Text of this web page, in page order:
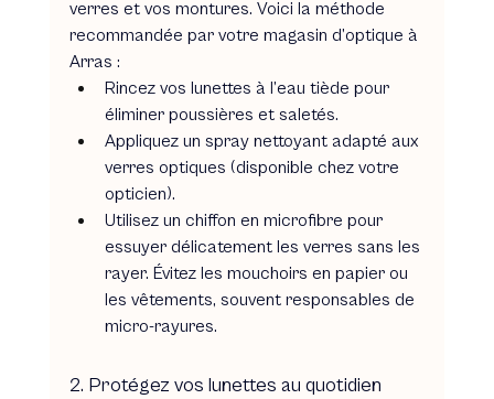
verres et vos montures. Voici la méthode
recommandée par votre magasin d’optique à
Arras :
Rincez vos lunettes à l’eau tiède pour
éliminer poussières et saletés.
Appliquez un spray nettoyant adapté aux
verres optiques (disponible chez votre
opticien).
Utilisez un chiffon en microfibre pour
essuyer délicatement les verres sans les
rayer. Évitez les mouchoirs en papier ou
les vêtements, souvent responsables de
micro-rayures.
2. Protégez vos lunettes au quotidien